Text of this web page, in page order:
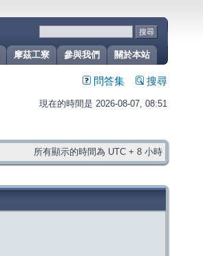
關於本站
參與我們
摩茲工寮
問答集 搜尋
現在的時間是 2026-08-07, 08:51
所有顯示的時間為 UTC + 8 小時